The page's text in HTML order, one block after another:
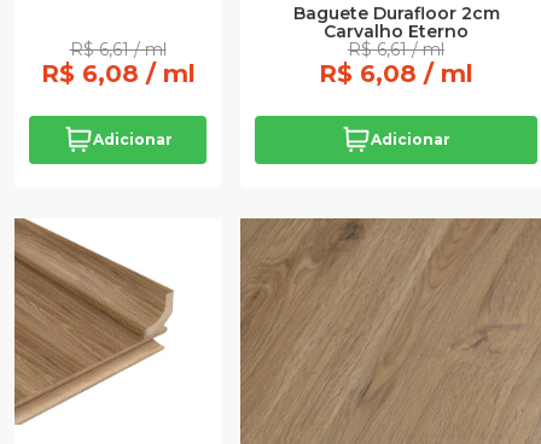
R$ 6,61 / ml
R$ 6,08 / ml
Adicionar
Baguete Durafloor 2cm
Carvalho Eterno
R$ 6,61 / ml
R$ 6,08 / ml
Adicionar